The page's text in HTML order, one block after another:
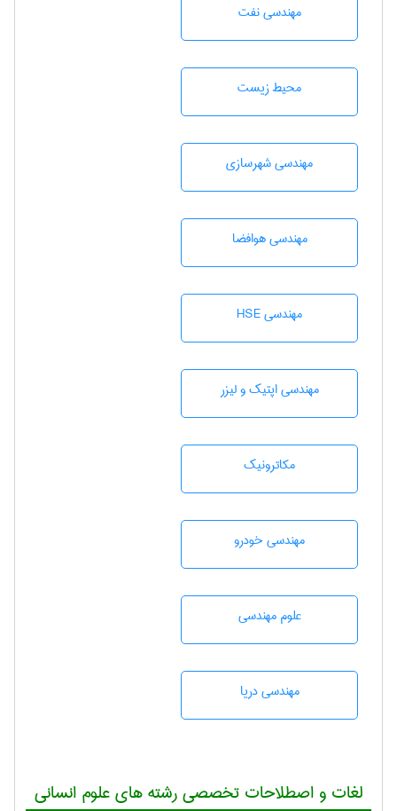
مهندسی نفت
محيط زيست
مهندسی شهرسازی
مهندسی هوافضا
مهندسی HSE
مهندسی اپتیک و لیزر
مکاترونیک
مهندسی خودرو
علوم مهندسی
مهندسی دریا
لغات و اصطلاحات تخصصی رشته های علوم انسانی